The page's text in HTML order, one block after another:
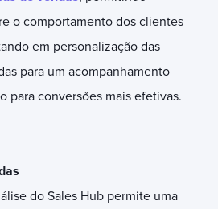
o comportamento dos clientes
em personalização das
para um acompanhamento
para conversões mais efetivas.
do Sales Hub permite uma